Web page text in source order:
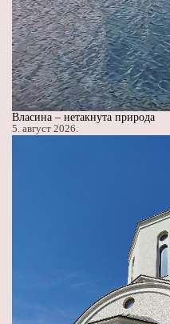
Власина – нетакнута природа
5. август 2026.